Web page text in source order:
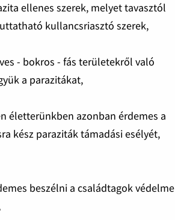
ellenes szerek, melyet tavasztól
kullancsriasztó szerek,
- bokros - fás területekről való
a parazitákat,
életterünkben azonban érdemes a
kész paraziták támadási esélyét,
beszélni a családtagok védelme